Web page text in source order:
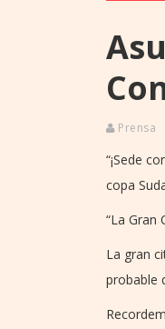
Prensa
“¡Sede
copa
“La Gran
La gran
probable